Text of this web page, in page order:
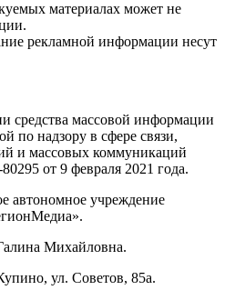
материалах может не
рекламной информации несут
средства массовой информации
по надзору в сфере связи,
и массовых коммуникаций
от 9 февраля 2021 года.
автономное учреждение
Михайловна.
ул. Советов, 85а.